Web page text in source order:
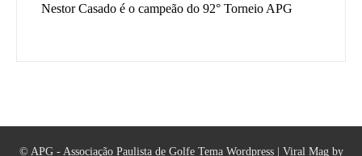
Nestor Casado é o campeão do 92° Torneio APG
© APG - Associação Paulista de GolfeTema Wordpress | Viral Magby